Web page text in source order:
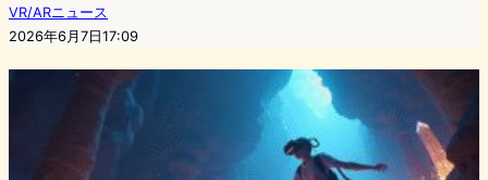
VR/ARニュース
2026年6月7日17:09